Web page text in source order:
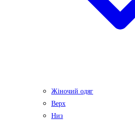
Жіночий одяг
Верх
Низ